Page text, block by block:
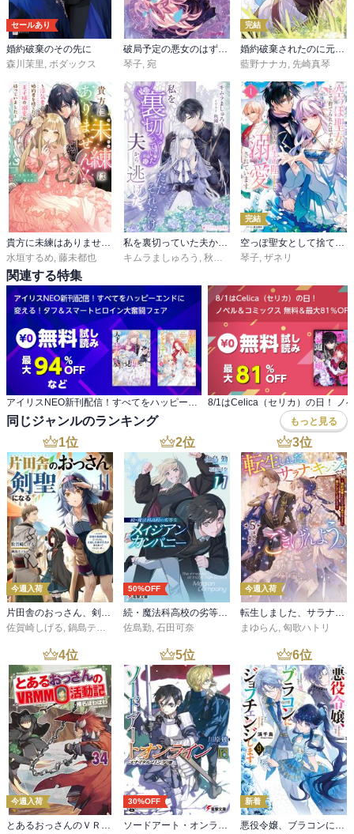
セールあり
婚約破棄のその先に
森川茉里 , ボダックス
破局予定の悪女のはずが、冷徹公爵様が別れてくれません！
琴子, 宛
完結
婚約破棄されたのに元婚約者の結婚式に招待されました。断れないので兄の友人に同行してもらいます。
藍野ナナカ , 先崎真琴
水垣するめ 藤未都也
キムラましゅろう
秋園マツリ
完結
琴子 ザネリ
関連する特集
同じジャンルのランキング もっと見る
1位
今週入荷
片田舎のおっさん、剣聖になる 11 ～ただの田舎の剣術師範だったのに、大成した弟子たちが俺を放ってくれない件～
佐賀崎しげる, 鍋島テツヒロ
2位
50%OFF
続・魔法科高校の劣等生 メイジアン・カンパニー(11)
佐島勤, 石田可奈
3位
今週入荷
転生しました、サラナ・キンジェです。ごきげんよう。５ ～婚約破棄されたので田舎で気ままに暮らしたいと思います～【電子書店共通特典SS付】
まゆらん, 匈歌ハトリ
4位
今週入荷
とあるおっさんのＶＲＭＭＯ活動記34
5位
30%OFF
ソードアート・オンライン29 ユナイタル・リングVIII
6位
新着
悪役令嬢、ブラコンにジョブチェンジします９【電子特典付き】